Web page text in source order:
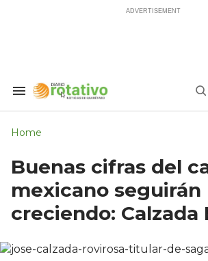
Search
Home
Buenas cifras del
mexicano seguirán
creciendo: Calzada